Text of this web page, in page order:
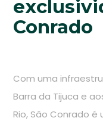
Conrado
Com uma
Barra da Tijuca e
Rio, São Conrado